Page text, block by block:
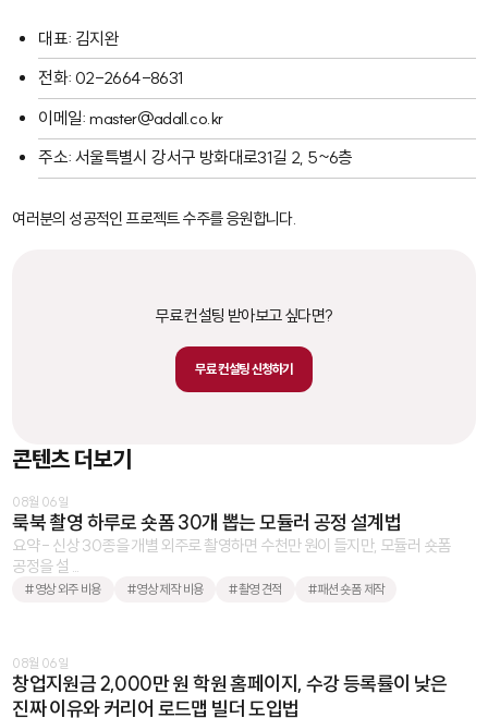
대표: 김지완
전화: 02-2664-8631
이메일: master@adall.co.kr
주소: 서울특별시 강서구 방화대로31길 2, 5~6층
여러분의 성공적인 프로젝트 수주를 응원합니다.
무료 컨설팅 받아보고 싶다면?
무료 컨설팅 신청하기
콘텐츠 더보기
08월 06일
룩북 촬영 하루로 숏폼 30개 뽑는 모듈러 공정 설계법
요약 - 신상 30종을 개별 외주로 촬영하면 수천만 원이 들지만, 모듈러 숏폼
공정을 설 ...
#영상 외주 비용 #영상 제작 비용 #촬영 견적 #패션 숏폼 제작
08월 06일
창업지원금 2,000만 원 학원 홈페이지, 수강 등록률이 낮은
진짜 이유와 커리어 로드맵 빌더 도입법